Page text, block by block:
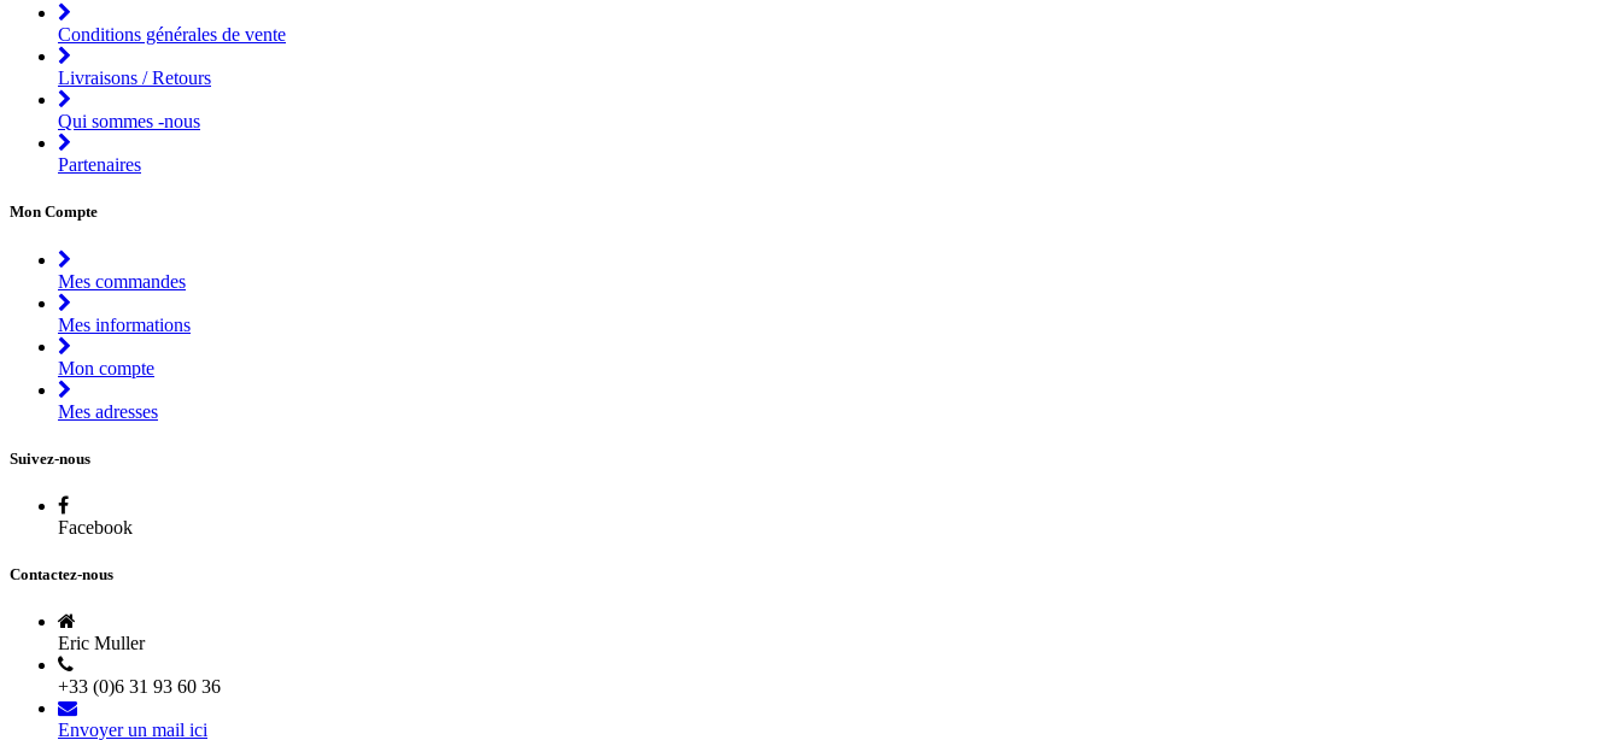
Conditions générales de vente
Livraisons / Retours
Qui sommes -nous
Partenaires
Mon Compte
Mes commandes
Mes informations
Mon compte
Mes adresses
Suivez-nous
Facebook
Contactez-nous
Eric Muller
+33 (0)6 31 93 60 36
Envoyer un mail ici